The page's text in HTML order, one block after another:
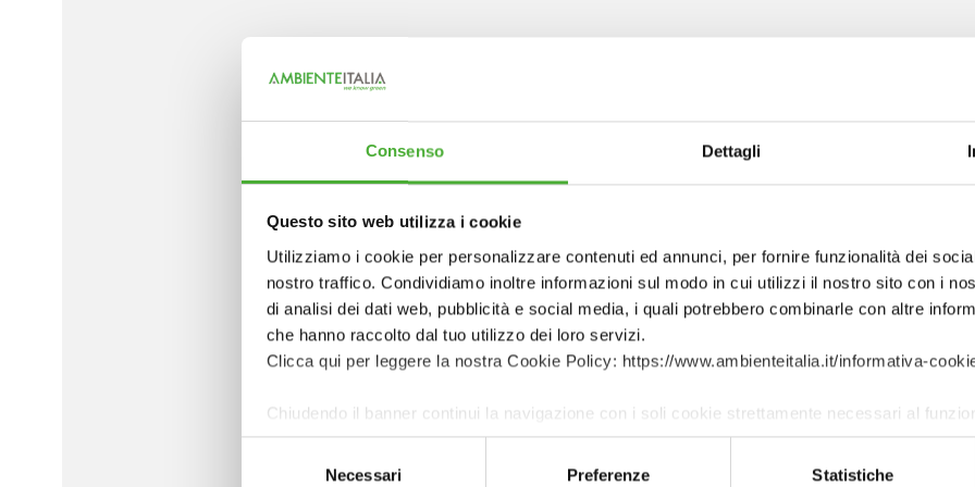
Consenso Dettagli
Questo sito web utilizza i cookie
Utilizziamo i cookie per personalizzare contenuti ed annunci, per fornire funzionalità dei
nostro traffico. Condividiamo inoltre informazioni sul modo in cui utilizzi il nostro sito con i
di analisi dei dati web, pubblicità e social media, i quali potrebbero combinarle con altre
che hanno raccolto dal tuo utilizzo dei loro servizi.
Clicca qui per leggere la nostra Cookie Policy: https://www.ambienteitalia.it/informativa-
Chiudendo il banner continui la navigazione con i soli cookie strettamente necessari al
Necessari Preferenze Statistiche
PARTECIPATIVI
costruzione di un consenso condiviso, sia per verificare la
solidità e l’accettabilità delle soluzioni proposte.
(co-
nelle
determinati
approccio che
dovranno essere
nella